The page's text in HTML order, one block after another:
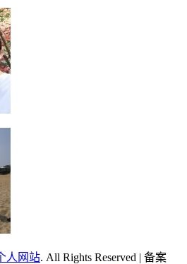
人网站. All Rights Reserved | 备案